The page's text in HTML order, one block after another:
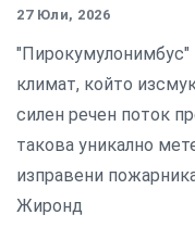
27 Юли, 2026
"Пирокумулонимбус"
климат, който
силен речен поток
такова уникално
изправени
Жиронд